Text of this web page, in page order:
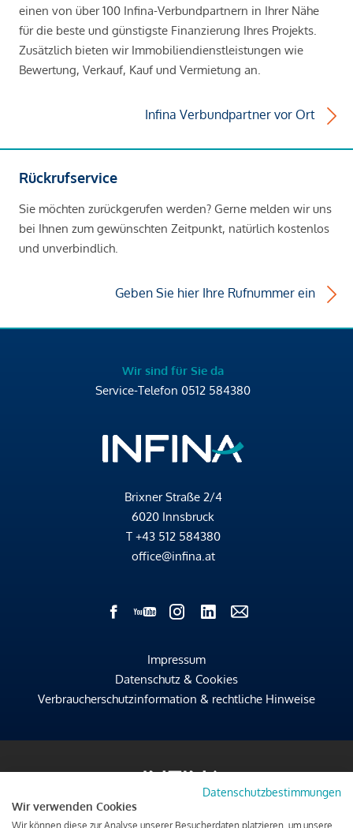
einen von über 100 Infina-Verbundpartnern in Ihrer Nähe
für die beste und günstigste Finanzierung Ihres Projekts.
Zusätzlich bieten wir Immobiliendienstleistungen wie
Bewertung, Verkauf, Kauf und Vermietung an.
Infina Verbundpartner vor Ort
Rückrufservice
Sie möchten zurückgerufen werden? Gerne melden wir uns
bei Ihnen zum gewünschten Zeitpunkt, natürlich kostenlos
und unverbindlich.
Geben Sie hier Ihre Rufnummer ein
Wir sind für Sie da
Service-Telefon 0512 584380
Brixner Straße 2/4
6020 Innsbruck
T +43 512 584380
office@infina.at
Impressum
Datenschutz & Cookies
Verbraucherschutzinformation & rechtliche Hinweise
Datenschutzbestimmungen
Wir verwenden Cookies
Wir können diese zur Analyse unserer Besucherdaten platzieren, um unsere